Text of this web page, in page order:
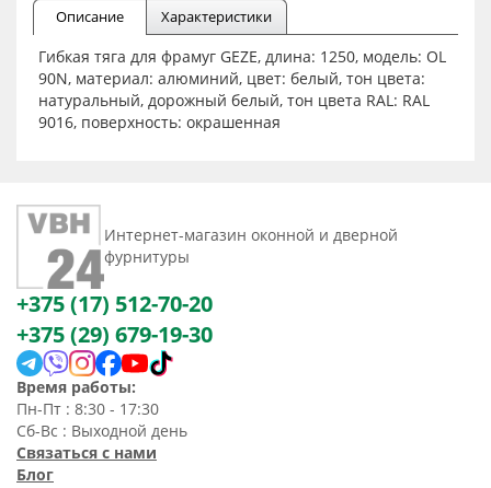
Описание Характеристики
Гибкая тяга для фрамуг GEZE, длина: 1250, модель: OL
90N, материал: алюминий, цвет: белый, тон цвета:
натуральный, дорожный белый, тон цвета RAL: RAL
9016, поверхность: окрашенная
Интернет-магазин оконной и дверной
фурнитуры
+375 (17) 512-70-20
+375 (29) 679-19-30
Время работы:
Пн-Пт : 8:30 - 17:30
Сб-Вс : Выходной день
Связаться с нами
Блог